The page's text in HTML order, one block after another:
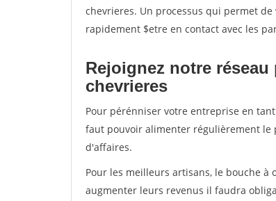
chevrieres. Un processus qui permet
rapidement $etre en contact avec les
Rejoignez notre
chevrieres
Pour pérénniser votre entreprise en
faut pouvoir alimenter régulièrement
d'affaires.
Pour les meilleurs artisans, le bouche
augmenter leurs revenus il faudra